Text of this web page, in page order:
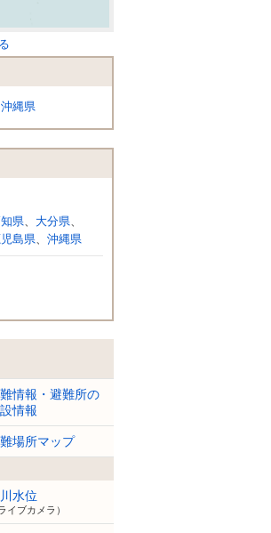
沖縄県
県、 大分県、
島県、 沖縄県
情報・避難所の
情報
場所マップ
水位
イブカメラ）